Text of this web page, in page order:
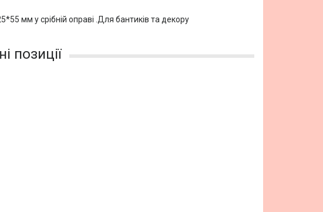
мм у срібній оправі .Для бантиків та декору
позиції